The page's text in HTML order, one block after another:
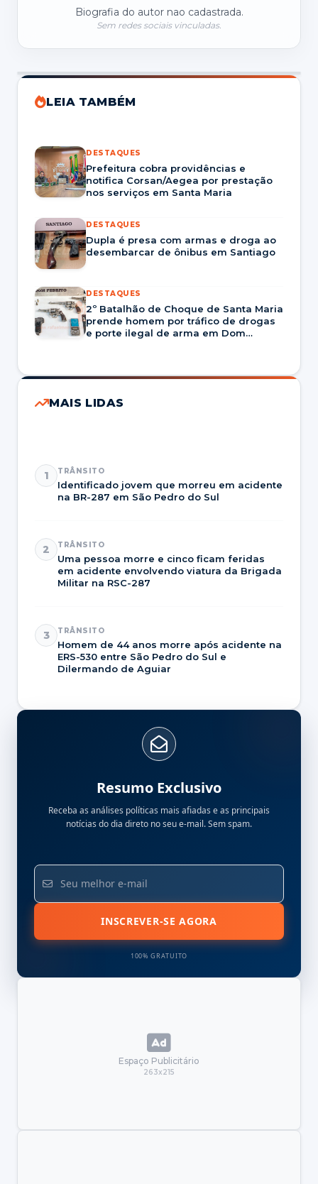
Biografia do autor nao cadastrada.
Sem redes sociais vinculadas.
LEIA TAMBÉM
DESTAQUES
Prefeitura cobra providências e
notifica Corsan/Aegea por prestação
nos serviços em Santa Maria
DESTAQUES
Dupla é presa com armas e droga ao
desembarcar de ônibus em Santiago
DESTAQUES
2º Batalhão de Choque de Santa Maria
prende homem por tráfico de drogas
e porte ilegal de arma em Dom
MAIS LIDAS
1 TRÂNSITO
Identificado jovem que morreu em acidente
na BR-287 em São Pedro do Sul
2 TRÂNSITO
Uma pessoa morre e cinco ficam feridas
em acidente envolvendo viatura da Brigada
Militar na RSC-287
3 TRÂNSITO
Homem de 44 anos morre após acidente na
ERS-530 entre São Pedro do Sul e
Dilermando de Aguiar
Resumo Exclusivo
Receba as análises políticas mais afiadas e as principais
notícias do dia direto no seu e-mail. Sem spam.
INSCREVER-SE AGORA
100% GRATUITO
Espaço Publicitário
263x215